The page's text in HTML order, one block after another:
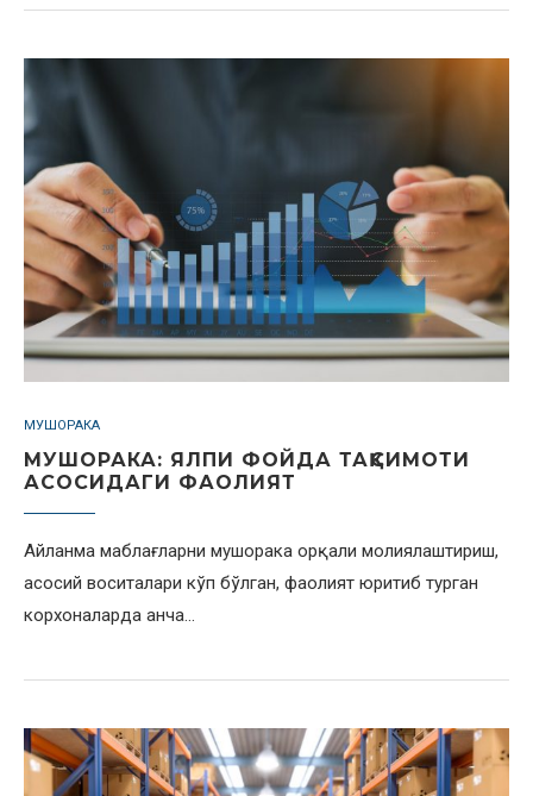
МУШОРАКА
МУШОРАКА: ЯЛПИ ФОЙДА ТАҚСИМОТИ
АСОСИДАГИ ФАОЛИЯТ
Айланма маблағларни мушорака орқали молиялаштириш,
асосий воситалари кўп бўлган, фаолият юритиб турган
корхоналарда анча…